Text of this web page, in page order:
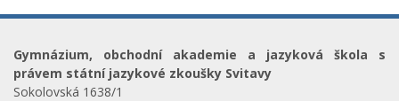
Gymnázium, obchodní akademie a jazyková škola s
právem státní jazykové zkoušky Svitavy
Sokolovská 1638/1